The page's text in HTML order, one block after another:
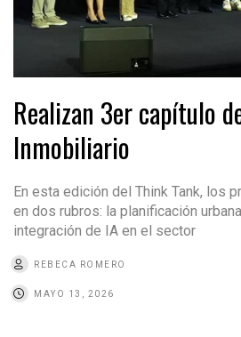
Realizan 3er capítulo
Inmobiliario
En esta edición del Think Tank, los
en dos rubros: la planificación
integración de IA en el sector
REBECA ROMERO
MAYO 13, 2026